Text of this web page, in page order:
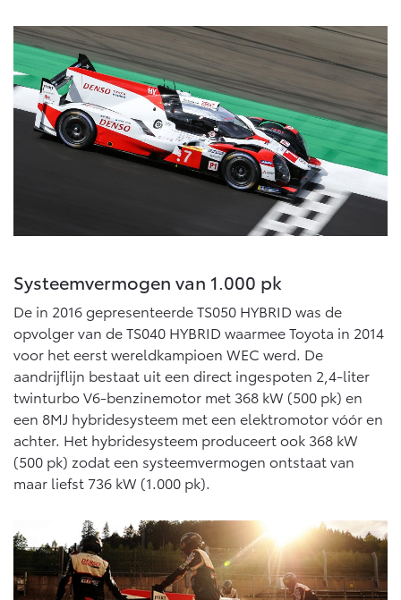
Vanaf € 89.986,-
Systeemvermogen van 1.000 pk
De in 2016 gepresenteerde TS050 HYBRID was de
opvolger van de TS040 HYBRID waarmee Toyota in 2014
voor het eerst wereldkampioen WEC werd. De
aandrijflijn bestaat uit een direct ingespoten 2,4-liter
twinturbo V6-benzinemotor met 368 kW (500 pk) en
een 8MJ hybridesysteem met een elektromotor vóór en
achter. Het hybridesysteem produceert ook 368 kW
(500 pk) zodat een systeemvermogen ontstaat van
maar liefst 736 kW (1.000 pk).